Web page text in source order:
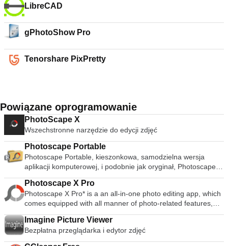
LibreCAD
gPhotoShow Pro
Tenorshare PixPretty
Powiązane oprogramowanie
PhotoScape X
Wszechstronne narzędzie do edycji zdjęć
Photoscape Portable
Photoscape Portable, kieszonkowa, samodzielna wersja
aplikacji komputerowej, i podobnie jak oryginał, Photoscape
Portable to doskonałe narzędzie do edycji zdjęć, które
zawiera prawie wszystko, czego potrzebujesz, aby
przeglądać, optymalizować, edytować, drukować i bawić się
zdjęcia. Aplikacja jest darmowa i działa bezpośrednio z
pamięci USB. Photoscape Portable ma niezwykle
zaprojektowany interfejs; okrągłe menu zapewnia dostęp do
wszystkich narzędzi, takich jak zmiana nazwy pliku, próbnik
kolorów, narzędzie do przechwytywania ekranu, konwerter
Photoscape X Pro
Photoscape X Pro* is a an all-in-one photo editing app, which
comes equipped with all manner of photo-related features,
including a photo viewer, editor, batch support, collage tools,
combine tool, GIF creation tool, a color picker, a screen
capture tool, and RAW image support. Key Features include:
Editor: Rotate, Resize, Crop, Color Adjustment, Film Effect,
Imagine Picture Viewer
Bezpłatna przeglądarka i edytor zdjęć